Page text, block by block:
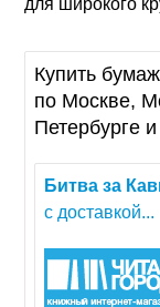
Купить
по Москве,
Петербурге
Битва за
с доставкой...